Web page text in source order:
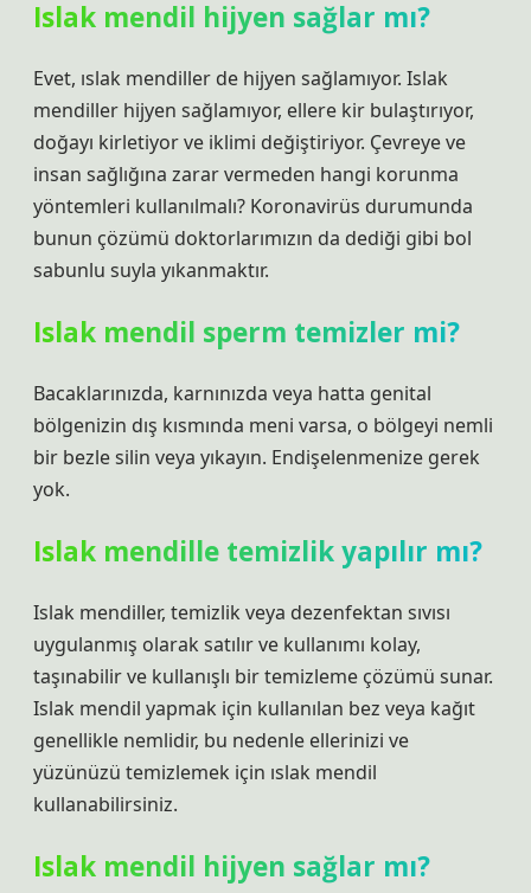
Islak mendil hijyen sağlar mı?
Evet, ıslak mendiller de hijyen sağlamıyor. Islak
mendiller hijyen sağlamıyor, ellere kir bulaştırıyor,
doğayı kirletiyor ve iklimi değiştiriyor. Çevreye ve
insan sağlığına zarar vermeden hangi korunma
yöntemleri kullanılmalı? Koronavirüs durumunda
bunun çözümü doktorlarımızın da dediği gibi bol
sabunlu suyla yıkanmaktır.
Islak mendil sperm temizler mi?
Bacaklarınızda, karnınızda veya hatta genital
bölgenizin dış kısmında meni varsa, o bölgeyi nemli
bir bezle silin veya yıkayın. Endişelenmenize gerek
yok.
Islak mendille temizlik yapılır mı?
Islak mendiller, temizlik veya dezenfektan sıvısı
uygulanmış olarak satılır ve kullanımı kolay,
taşınabilir ve kullanışlı bir temizleme çözümü sunar.
Islak mendil yapmak için kullanılan bez veya kağıt
genellikle nemlidir, bu nedenle ellerinizi ve
yüzünüzü temizlemek için ıslak mendil
kullanabilirsiniz.
Islak mendil hijyen sağlar mı?